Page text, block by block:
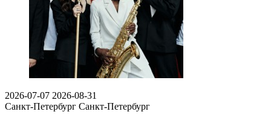
2026-07-07 2026-08-31
Санкт-Петербург Санкт-Петербург